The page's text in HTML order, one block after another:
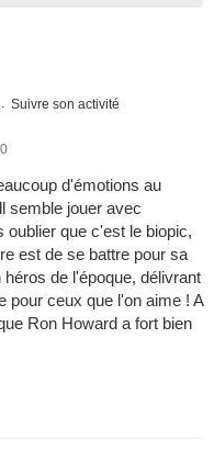
Suivre son activité
d'émotions au
semble jouer avec
oublier que c'est le biopic,
est de se battre pour sa
de l'époque, délivrant
pour ceux que l'on aime ! A
Ron Howard a fort bien